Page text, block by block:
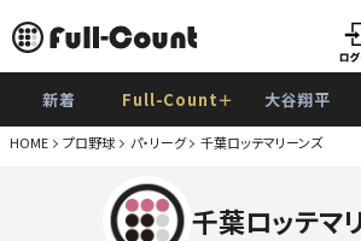
新着 Full-Count＋ 大谷翔平
HOME プロ野球 パ・リーグ 千葉ロッテマリーンズ
千葉ロッテマ